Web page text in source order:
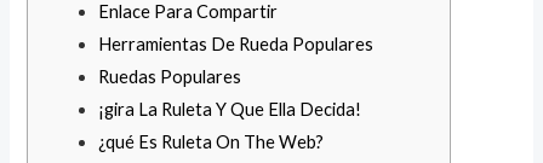
Enlace Para Compartir
Herramientas De Rueda Populares
Ruedas Populares
¡gira La Ruleta Y Que Ella Decida!
¿qué Es Ruleta On The Web?